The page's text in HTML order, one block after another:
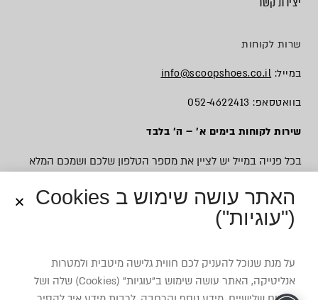
שרות לקוחות
במייל: info@scoopshoes.co.il
בוואטסאפ: 052-4622413
שירות לקוחות בימים א׳ – ה׳ בלבד
בכל פנייה במייל יש לציין את מספר הטלפון שלכם ושמכם המלא
האתר עושה שימוש ב Cookies
("עוגיות")
על מנת שנוכל להעניק לכם חווית גלישה מיטבית ולמטרות
אנליטיקה, האתר עושה שימוש ב”עוגיות” (Cookies) שלה ושל